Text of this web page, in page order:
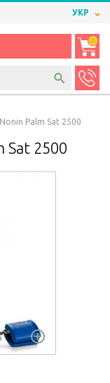
УКР
0
Palm Sat 2500
Sat 2500